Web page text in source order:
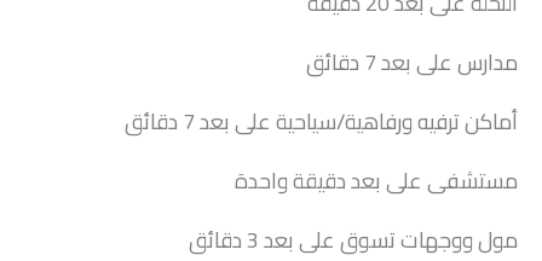
مدارس على بعد 7 دقائق
أماكن ترفيه ورفاهية/سياحية على بعد 7 دقائق
مستشفى على بعد دقيقة واحدة
مول ووجهات تسوق على بعد 3 دقائق